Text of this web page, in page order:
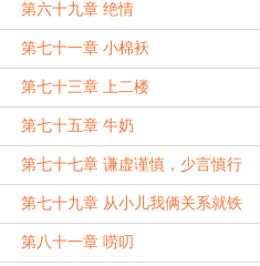
第六十九章 绝情
第七十一章 小棉袄
第七十三章 上二楼
第七十五章 牛奶
第七十七章 谦虚谨慎，少言慎行
第七十九章 从小儿我俩关系就铁
第八十一章 唠叨